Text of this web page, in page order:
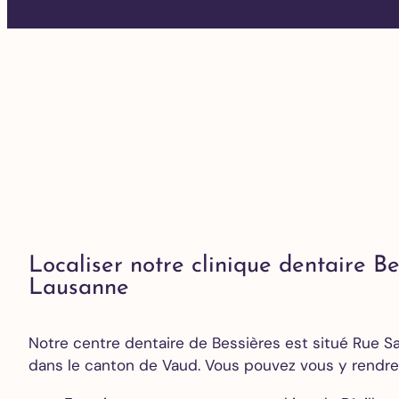
Localiser notre clinique dentaire
Lausanne
Notre centre dentaire de Bessières est situé Rue
dans le canton de Vaud. Vous pouvez vous y